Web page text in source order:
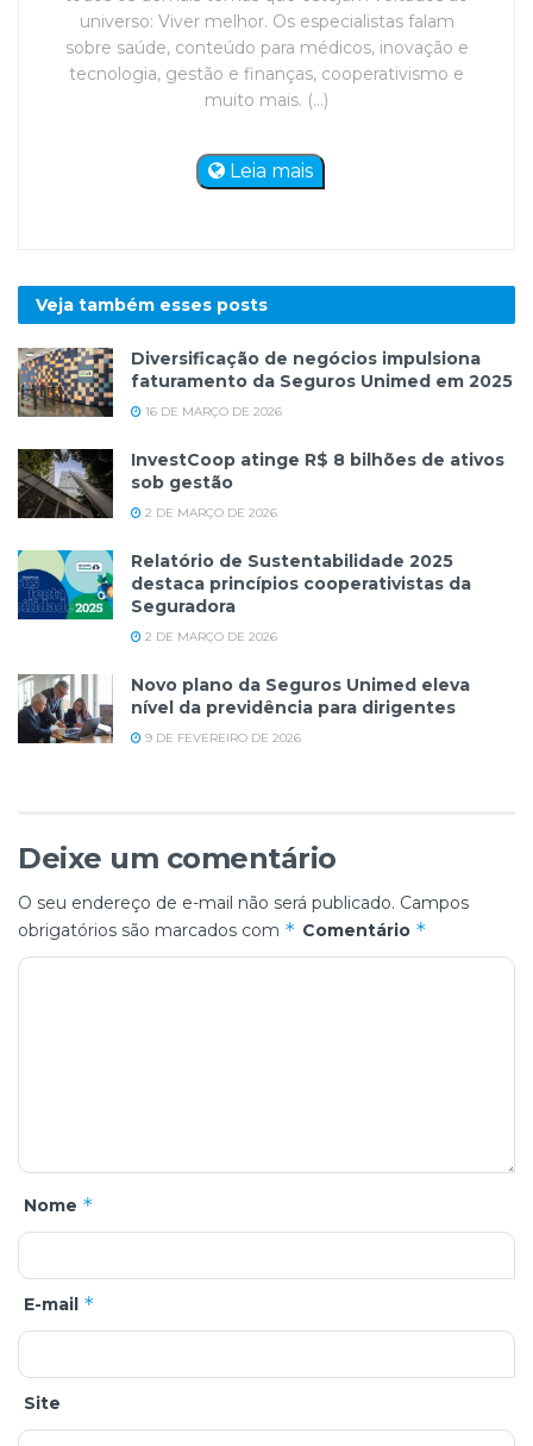
universo: Viver melhor. Os especialistas falam
sobre saúde, conteúdo para médicos, inovação e
tecnologia, gestão e finanças, cooperativismo e
muito mais. (...)
Leia mais
Veja também esses posts
Diversificação de negócios impulsiona
faturamento da Seguros Unimed em 2025
16 DE MARÇO DE 2026
InvestCoop atinge R$ 8 bilhões de ativos
sob gestão
2 DE MARÇO DE 2026
Relatório de Sustentabilidade 2025
destaca princípios cooperativistas da
Seguradora
2 DE MARÇO DE 2026
Novo plano da Seguros Unimed eleva
nível da previdência para dirigentes
9 DE FEVEREIRO DE 2026
Deixe um comentário
O seu endereço de e-mail não será publicado. Campos
obrigatórios são marcados com * Comentário *
Nome *
E-mail *
Site